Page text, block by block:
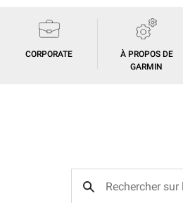
CORPORATE
À PROPOS DE
GARMIN